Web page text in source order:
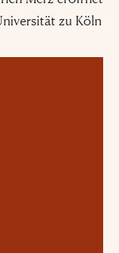
zu Köln